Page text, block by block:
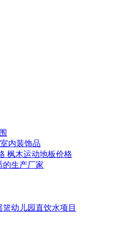
内装饰品
枫木运动地板价格
的生产厂家
幼儿园直饮水项目